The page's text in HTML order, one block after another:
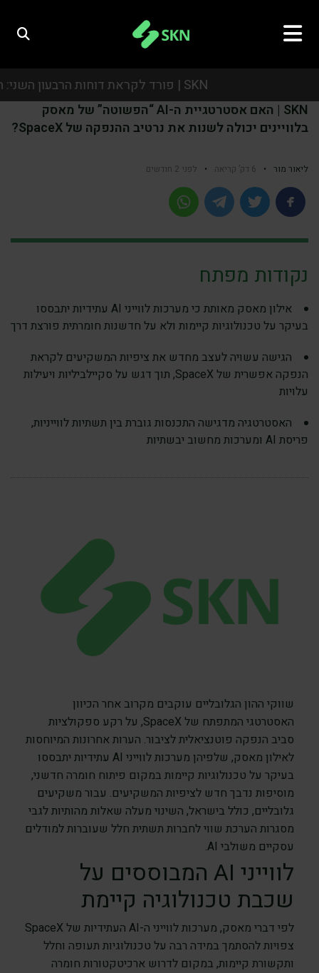
SKN | פורד לקראת דוחות הרבעון השני: המשקיעים יתמקדו ברווחיות, באסטרטגיית הרכב החשמלי ובתחזית לשנה
SKN | פורד לקראת דוחות הרבעון השני: המשקיעים יתמקדו ברווחיות, באסטרטגיית הרכב החשמלי ובתחזית לשנה
SKN | האם אסטרטגיית ה-AI “הפשוטה” של מאסק
בלוויינים יכולה לשנות את נרטיב ההנפקה של SpaceX?
ליאור מור • 6 דק’ קריאה • לפני 2 חודשים
נקודות מפתח
אילון מאסק מאותת כי מערכות לווייני AI עתידיות יתבססו
בעיקר על טכנולוגיות קיימות ולא על חדשנות חומרתית פורצת דרך
הגישה עשויה לעצב מחדש את ציפיות המשקיעים לקראת
הנפקה אפשרית של SpaceX, תוך דגש על סקיילביליות ויעילות
עלויות
האסטרטגיה מדגישה התכנסות גוברת בין תשתיות לווייניות,
פריסת AI ומערכות מחשוב יבשתיות
שווקי ההון הגלובליים עוקבים מקרוב אחר הכיוון
האסטרטגי המתפתח של SpaceX, על רקע ספקולציות
סביב הנפקה פוטנציאלית לציבור. הערות אחרונות המיוחסות
לאילון מאסק, שלפיהן מערכות לווייני AI עתידיות יתבססו
בעיקר על טכנולוגיות קיימות במקום פיתוח חומרה חדשני,
מוסיפות נדבך חדש לציפיות המשקיעים. עבור משקיעים
גלובליים, כולל בישראל, השינוי מעלה שאלות מהותיות לגבי
מסגרות הערכת שווי לחברות תשתית חלל שעוברות למודלים
עסקיים משולבי AI.
לווייני AI המבוססים על
שכבת טכנולוגיה קיימת
לפי דברי מאסק, מערכות לווייני ה-AI העתידיות של SpaceX
צפויות להסתמך במידה רבה על טכנולוגיות תעופה וחלל
ותקשורת קיימות, במקום לדרוש ארכיטקטורות חומרה